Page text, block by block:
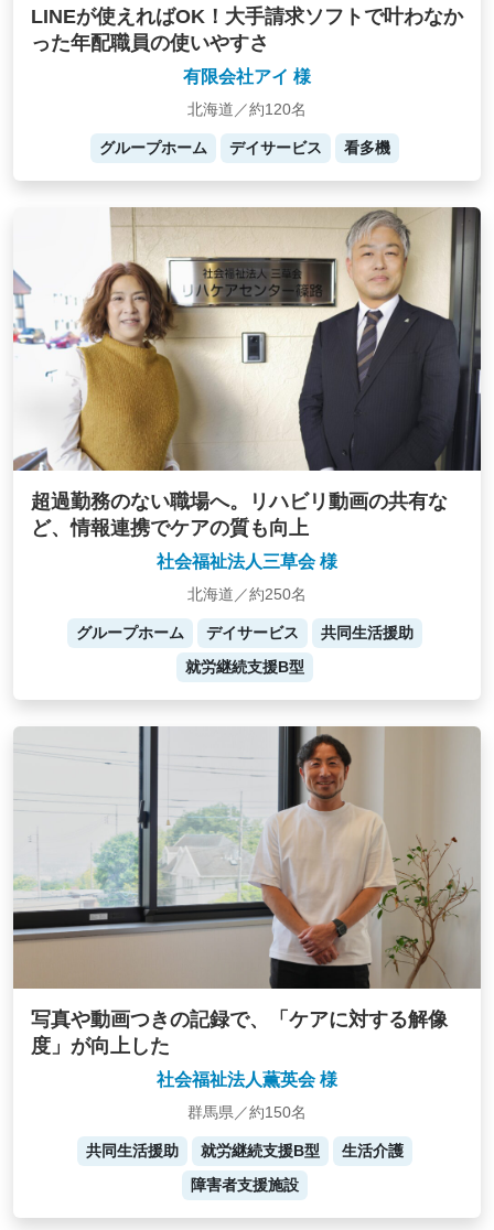
LINEが使えればOK！大手請求ソフトで叶わなか
った年配職員の使いやすさ
有限会社アイ 様
北海道／約120名
グループホーム デイサービス 看多機
超過勤務のない職場へ。リハビリ動画の共有な
ど、情報連携でケアの質も向上
社会福祉法人三草会 様
北海道／約250名
グループホーム デイサービス
共同生活援助
就労継続支援B型
写真や動画つきの記録で、「ケアに対する解像
度」が向上した
社会福祉法人薫英会 様
群馬県／約150名
共同生活援助 就労継続支援B型
生活介護
障害者支援施設